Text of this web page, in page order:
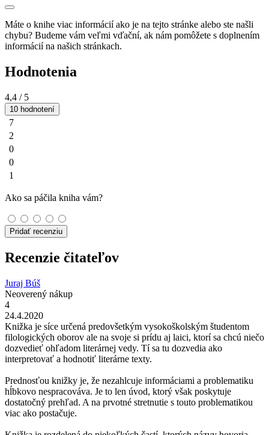
Máte o knihe viac informácií ako je na tejto stránke alebo ste našli
chybu? Budeme vám veľmi vďační, ak nám pomôžete s doplnením
informácií na našich stránkach.
Hodnotenia
4,4 / 5
10 hodnotení
7
2
0
0
1
Ako sa páčila kniha vám?
Pridať recenziu
Recenzie čitateľov
Juraj Búš
Neoverený nákup
4
24.4.2020
Knižka je síce určená predovšetkým vysokoškolským študentom
filologických oborov ale na svoje si prídu aj laici, ktorí sa chcú niečo
dozvedieť ohľadom literárnej vedy. Tí sa tu dozvedia ako
interpretovať a hodnotiť literárne texty.
Prednosťou knižky je, že nezahlcuje informáciami a problematiku
hĺbkovo nespracováva. Je to len úvod, ktorý však poskytuje
dostatočný prehľad. A na prvotné stretnutie s touto problematikou
viac ako postačuje.